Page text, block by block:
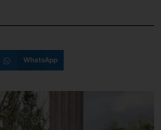
WhatsApp